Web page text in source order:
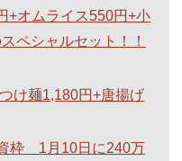
+オムライス550円+小
ペシャルセット！！
け麺1,180円+唐揚げ
枠 1月10日に240万